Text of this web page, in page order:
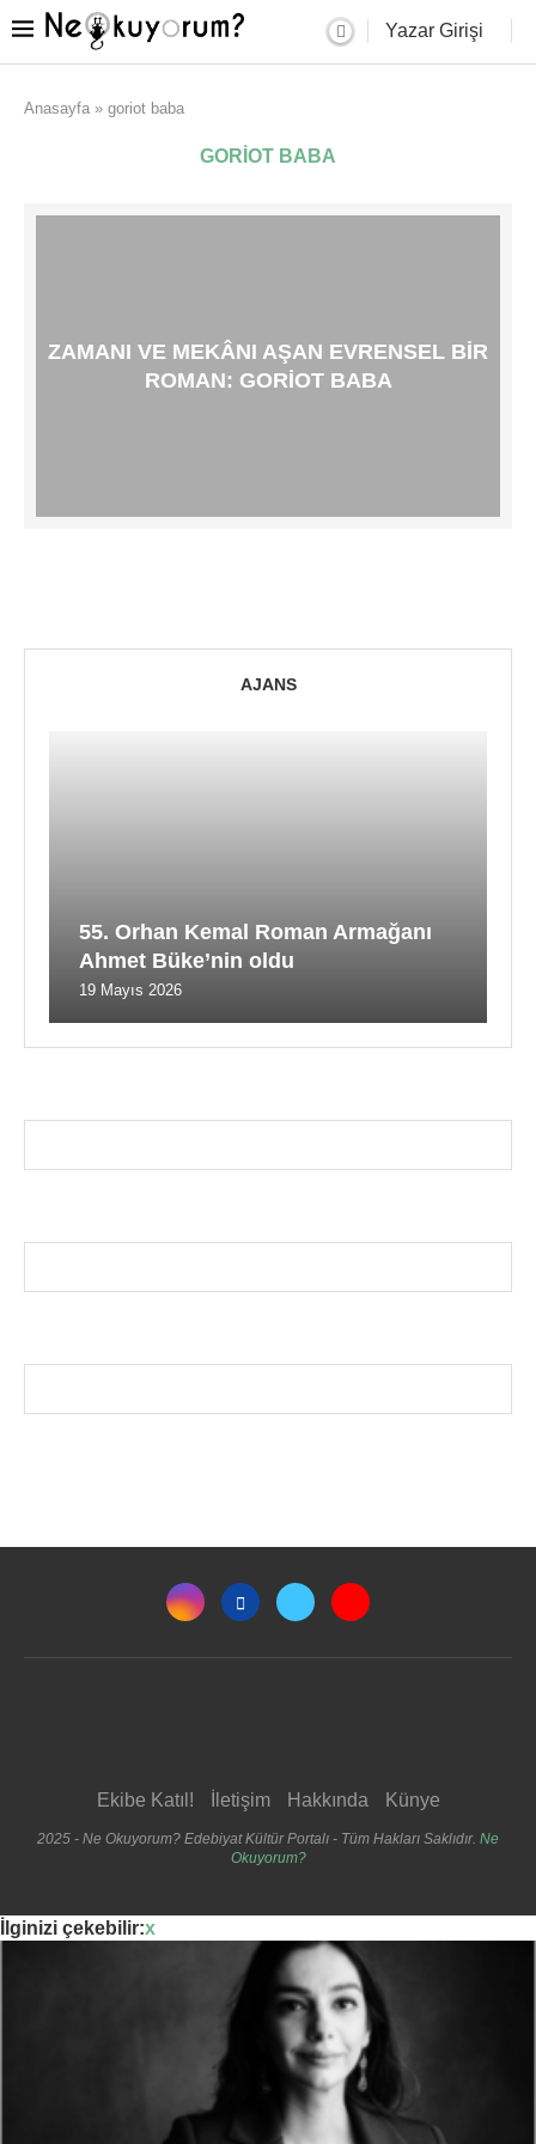
Yazar Girişi
Anasayfa » goriot baba
GORIOT BABA
ZAMANI VE MEKÂNI AŞAN EVRENSEL BIR
ROMAN: GORIOT BABA
AJANS
55. Orhan Kemal Roman Armağanı
Ahmet Büke’nin oldu
19 Mayıs 2026
Ekibe Katıl! İletişim Hakkında Künye
2025 - Ne Okuyorum? Edebiyat Kültür Portalı - Tüm Hakları Saklıdır. Ne
Okuyorum?
İlginizi çekebilir:x